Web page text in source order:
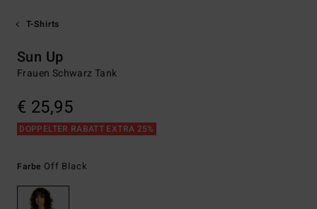
T-Shirts
Sun Up
Frauen Schwarz Tank
€ 25,95
DOPPELTER RABATT EXTRA 25%
Farbe Off Black